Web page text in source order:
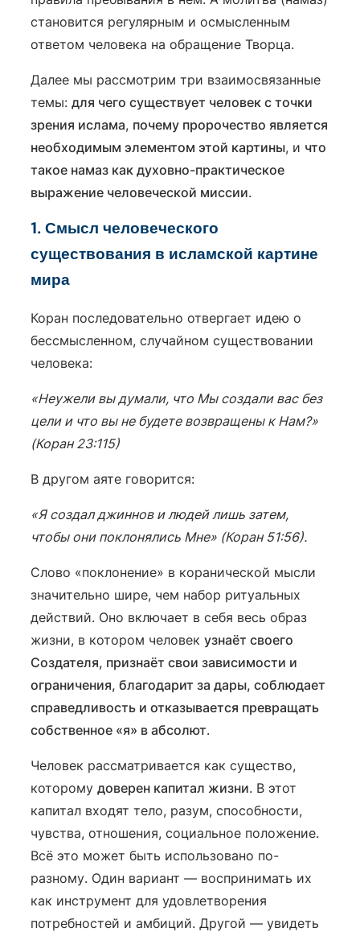
становится регулярным и осмысленным
ответом человека на обращение Творца.
Далее мы рассмотрим три взаимосвязанные
темы: для чего существует человек с точки
зрения ислама, почему пророчество является
необходимым элементом этой картины, и что
такое намаз как духовно-практическое
выражение человеческой миссии.
1. Смысл человеческого
существования в исламской картине
мира
Коран последовательно отвергает идею о
бессмысленном, случайном существовании
человека:
«Неужели вы думали, что Мы создали вас без
цели и что вы не будете возвращены к Нам?»
(Коран 23:115)
В другом аяте говорится:
«Я создал джиннов и людей лишь затем,
чтобы они поклонялись Мне» (Коран 51:56).
Слово «поклонение» в коранической мысли
значительно шире, чем набор ритуальных
действий. Оно включает в себя весь образ
жизни, в котором человек узнаёт своего
Создателя, признаёт свои зависимости и
ограничения, благодарит за дары, соблюдает
справедливость и отказывается превращать
собственное «я» в абсолют.
Человек рассматривается как существо,
которому доверен капитал жизни. В этот
капитал входят тело, разум, способности,
чувства, отношения, социальное положение.
Всё это может быть использовано по-
разному. Один вариант — воспринимать их
как инструмент для удовлетворения
потребностей и амбиций. Другой — увидеть